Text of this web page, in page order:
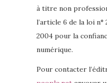
à titre non
l’article 6 de la loi n°
2004 pour la
numérique.
Pour contacter